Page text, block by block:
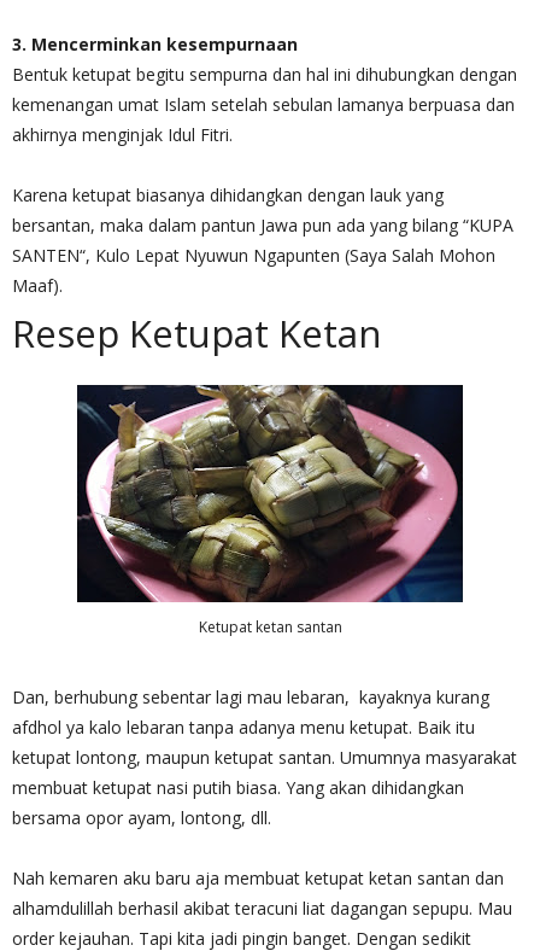
3. Mencerminkan kesempurnaan
Bentuk ketupat begitu sempurna dan hal ini dihubungkan dengan
kemenangan umat Islam setelah sebulan lamanya berpuasa dan
akhirnya menginjak Idul Fitri.
Karena ketupat biasanya dihidangkan dengan lauk yang
bersantan, maka dalam pantun Jawa pun ada yang bilang “KUPA
SANTEN“, Kulo Lepat Nyuwun Ngapunten (Saya Salah Mohon
Maaf).
Resep Ketupat Ketan
Ketupat ketan santan
Dan, berhubung sebentar lagi mau lebaran, kayaknya kurang
afdhol ya kalo lebaran tanpa adanya menu ketupat. Baik itu
ketupat lontong, maupun ketupat santan. Umumnya masyarakat
membuat ketupat nasi putih biasa. Yang akan dihidangkan
bersama opor ayam, lontong, dll.
Nah kemaren aku baru aja membuat ketupat ketan santan dan
alhamdulillah berhasil akibat teracuni liat dagangan sepupu. Mau
order kejauhan. Tapi kita jadi pingin banget. Dengan sedikit